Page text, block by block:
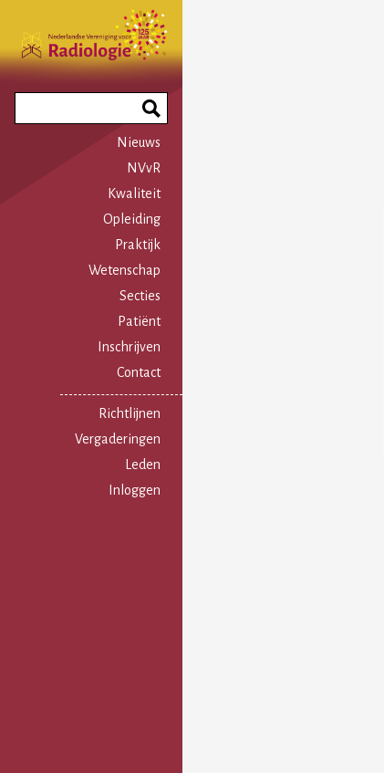
naar
de
inhoud
gaan
Phrase
Nieuws
NVvR
Kwaliteit
Opleiding
Praktijk
Wetenschap
Secties
Patiënt
Inschrijven
Contact
Gebruikersmenu
Richtlijnen
Vergaderingen
Leden
Inloggen